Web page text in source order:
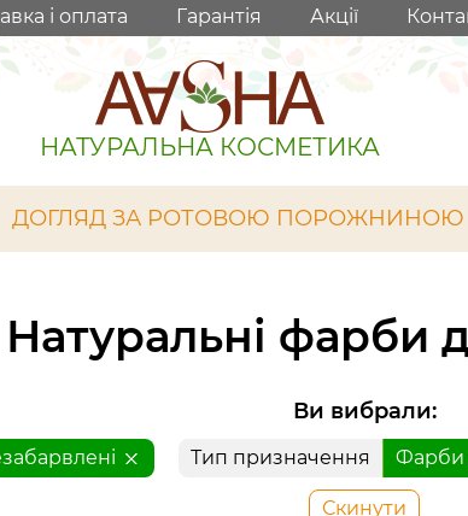
і оплата Гарантія Акції
НАТУРАЛЬНА КОСМЕТИКА
ДОГЛЯД ЗА РОТОВОЮ ПОРОЖНИНОЮ
Натуральні фарби
Ви вибрали:
Тип призначення Фарби
Скинути